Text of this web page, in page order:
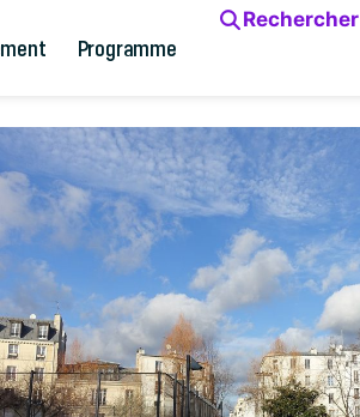
Programme
Rechercher